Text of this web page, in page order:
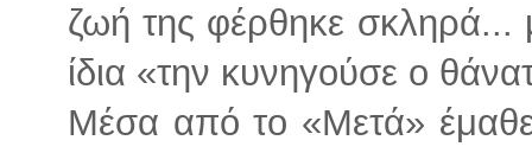
ζωή της φέρθηκε σκληρά...
ίδια «την κυνηγούσε ο
Μέσα από το «Μετά» έμαθε